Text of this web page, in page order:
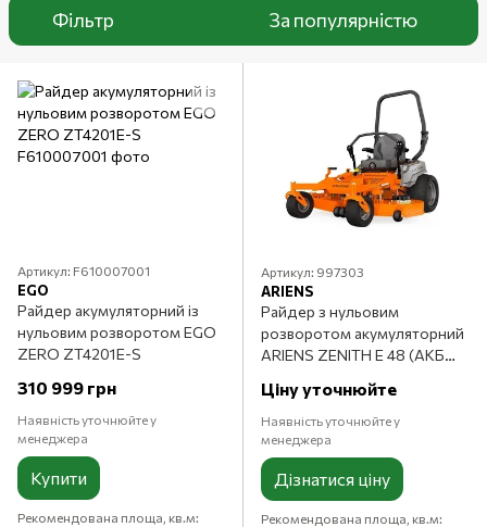
Фільтр За популярністю
Артикул: F610007001
EGO
Райдер акумуляторний із
нульовим розворотом EGO
ZERO ZT4201E-S
310 999 грн
Наявність уточнюйте у
менеджера
Купити
Рекомендована площа, кв.м
Артикул: 997303
ARIENS
Райдер з нульовим
розворотом акумуляторний
ARIENS ZENITH E 48 (АКБ
standard)
Ціну уточнюйте
Наявність уточнюйте у
менеджера
Дізнатися ціну
Рекомендована площа, кв.м